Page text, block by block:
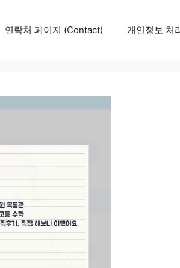
연락처 페이지 (Contact) 개인정보 처